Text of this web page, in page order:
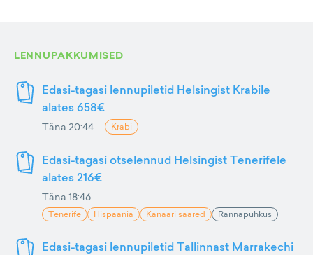
LENNUPAKKUMISED
Edasi-tagasi lennupiletid Helsingist Krabile
alates 658€
Täna 20:44 Krabi
Edasi-tagasi otselennud Helsingist Tenerifele
alates 216€
Täna 18:46
Tenerife Hispaania Kanaari saared Rannapuhkus
Edasi-tagasi lennupiletid Tallinnast Marrakechi